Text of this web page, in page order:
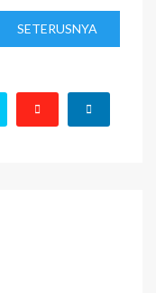
SETERUSNYA